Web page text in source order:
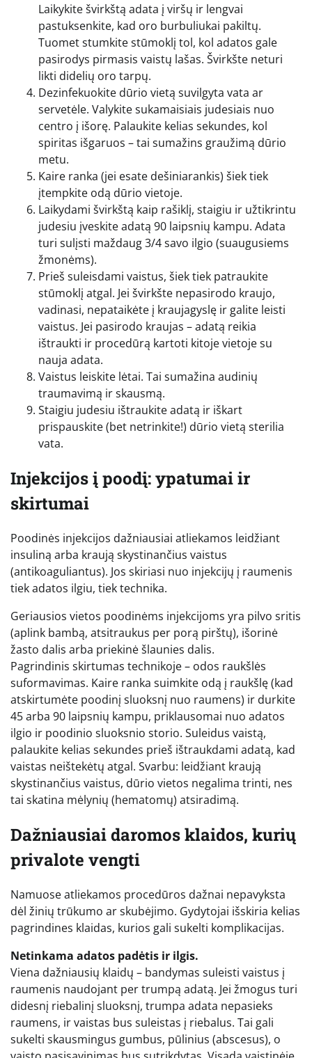
Laikykite švirkštą adata į viršų ir lengvai
pastuksenkite, kad oro burbuliukai pakiltų.
Tuomet stumkite stūmoklį tol, kol adatos gale
pasirodys pirmasis vaistų lašas. Švirkšte neturi
likti didelių oro tarpų.
Dezinfekuokite dūrio vietą suvilgyta vata ar
servetėle. Valykite sukamaisiais judesiais nuo
centro į išorę. Palaukite kelias sekundes, kol
spiritas išgaruos – tai sumažins graužimą dūrio
metu.
Kaire ranka (jei esate dešiniarankis) šiek tiek
įtempkite odą dūrio vietoje.
Laikydami švirkštą kaip rašiklį, staigiu ir užtikrintu
judesiu įveskite adatą 90 laipsnių kampu. Adata
turi sulįsti maždaug 3/4 savo ilgio (suaugusiems
žmonėms).
Prieš suleisdami vaistus, šiek tiek patraukite
stūmoklį atgal. Jei švirkšte nepasirodo kraujo,
vadinasi, nepataikėte į kraujagyslę ir galite leisti
vaistus. Jei pasirodo kraujas – adatą reikia
ištraukti ir procedūrą kartoti kitoje vietoje su
nauja adata.
Vaistus leiskite lėtai. Tai sumažina audinių
traumavimą ir skausmą.
Staigiu judesiu ištraukite adatą ir iškart
prispauskite (bet netrinkite!) dūrio vietą sterilia
vata.
Injekcijos į poodį: ypatumai ir
skirtumai
Poodinės injekcijos dažniausiai atliekamos leidžiant
insuliną arba kraują skystinančius vaistus
(antikoaguliantus). Jos skiriasi nuo injekcijų į raumenis
tiek adatos ilgiu, tiek technika.
Geriausios vietos poodinėms injekcijoms yra pilvo sritis
(aplink bambą, atsitraukus per porą pirštų), išorinė
žasto dalis arba priekinė šlaunies dalis.
Pagrindinis skirtumas technikoje – odos raukšlės
suformavimas. Kaire ranka suimkite odą į raukšlę (kad
atskirtumėte poodinį sluoksnį nuo raumens) ir durkite
45 arba 90 laipsnių kampu, priklausomai nuo adatos
ilgio ir poodinio sluoksnio storio. Suleidus vaistą,
palaukite kelias sekundes prieš ištraukdami adatą, kad
vaistas neištekėtų atgal. Svarbu: leidžiant kraują
skystinančius vaistus, dūrio vietos negalima trinti, nes
tai skatina mėlynių (hematomų) atsiradimą.
Dažniausiai daromos klaidos, kurių
privalote vengti
Namuose atliekamos procedūros dažnai nepavyksta
dėl žinių trūkumo ar skubėjimo. Gydytojai išskiria kelias
pagrindines klaidas, kurios gali sukelti komplikacijas.
Netinkama adatos padėtis ir ilgis.
Viena dažniausių klaidų – bandymas suleisti vaistus į
raumenis naudojant per trumpą adatą. Jei žmogus turi
didesnį riebalinį sluoksnį, trumpa adata nepasieks
raumens, ir vaistas bus suleistas į riebalus. Tai gali
sukelti skausmingus gumbus, pūlinius (abscesus), o